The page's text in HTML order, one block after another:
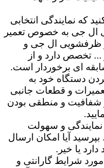
که نمایندگی انتخابی
ال جی به خصوص تعمیر
ظرفشویی ال جی و
تخصص دارد و از
ای برخوردار است.
دستگاه خود به
و قطعات جانبی
شفافیت و منطقی بودن
و سهولت
آیا امکان ارسال
یا خیر.
شرایط گارانتی و